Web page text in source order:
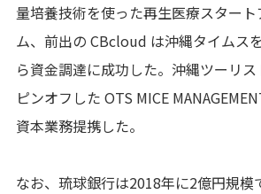
量培養技術を使った再生医療スター
ム、前出の CBcloud は沖縄タイムス
ら資金調達に成功した。沖縄ツーリ
ピンオフした OTS MICE
資本業務提携した。
なお、琉球銀行は2018年に2億円規模